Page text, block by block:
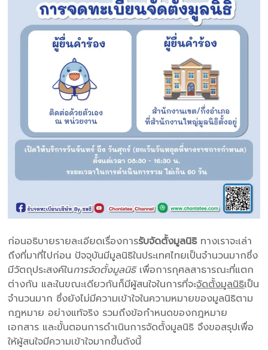
ก่อนอธิบายรายละเอียดเรื่องการรับจัดตั้งมูลนิธิทางเราจะเล่า
ถึงที่มาที่ไปก่อน ปัจจุบันมีมูลนิธิในประเทศไทยเป็นจำนวนมากซึ่ง
มีวัตถุประสงค์ในการจัดตั้งมูลนิธิเพื่อการกุศลสาธารณะที่แตก
ต่างกัน และในขณะเดียวกันก็มีผู้สนใจในการที่จะจัดตั้งมูลนิธิเป็น
จำนวนมาก ซึ่งยังไม่มีความเข้าใจในความหมายของมูลนิธิตาม
กฎหมาย อย่างแท้จริง รวมถึงข้อกำหนดของกฎหมาย
เอกสาร และขั้นตอนการดำเนินการจัดตั้งมูลนิธิ จึงขอสรุปเพื่อ
ให้ผู้สนใจมีความเข้าใจมากขึ้นดังนี้